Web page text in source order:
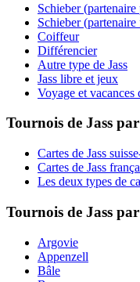
Schieber (partenaire
Schieber
Coiffeur
Différencier
Autre type de Jass
Jass libre et jeux
Voyage et vacances
Tournois de Jass
Cartes de Jass
Cartes de Jass
Les deux types de
Tournois de Jass
Argovie
Appenzell
Bâle